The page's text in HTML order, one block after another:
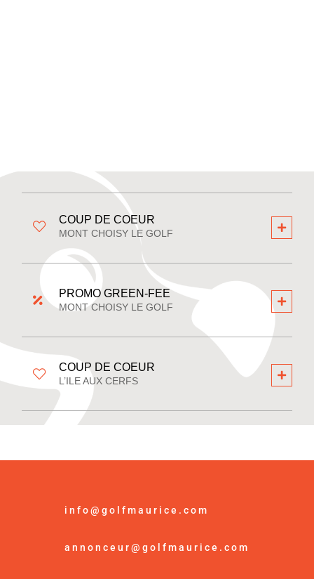
COUP DE COEUR
MONT CHOISY LE GOLF
PROMO GREEN-FEE
MONT CHOISY LE GOLF
COUP DE COEUR
L’ILE AUX CERFS
info@golfmaurice.com
annonceur@golfmaurice.com